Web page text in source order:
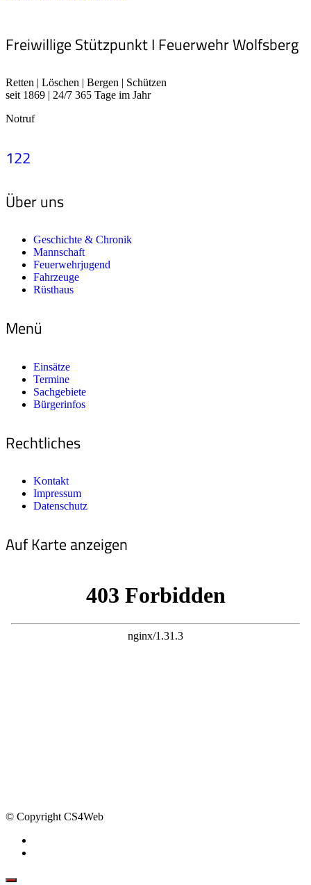
Freiwillige Stützpunkt I Feuerwehr Wolfsberg
Retten | Löschen | Bergen | Schützen
seit 1869 | 24/7 365 Tage im Jahr
Notruf
122
Über uns
Geschichte & Chronik
Mannschaft
Feuerwehrjugend
Fahrzeuge
Rüsthaus
Menü
Einsätze
Termine
Sachgebiete
Bürgerinfos
Rechtliches
Kontakt
Impressum
Datenschutz
Auf Karte anzeigen
© Copyright CS4Web